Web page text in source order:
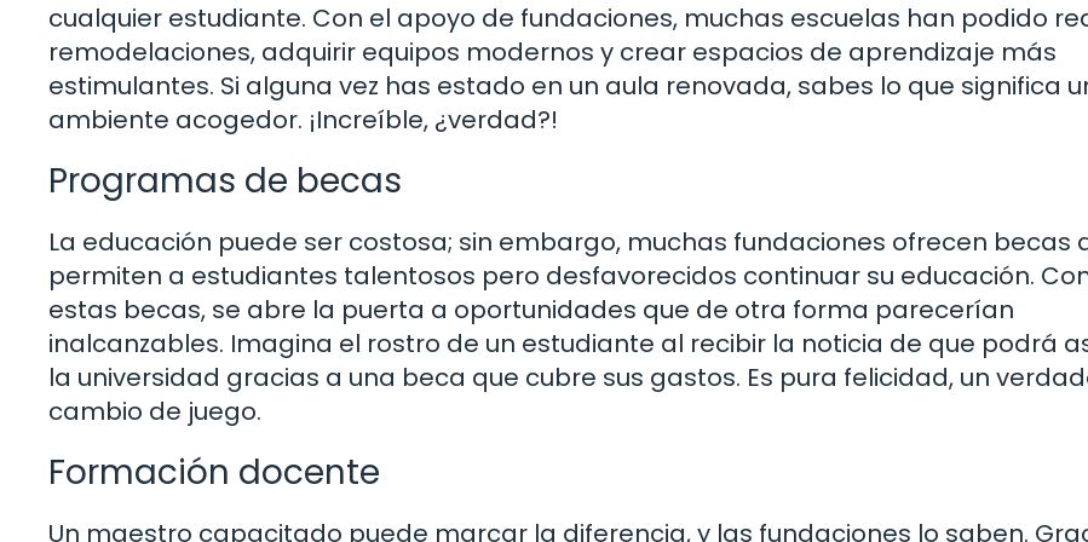
cualquier estudiante. Con el apoyo de fundaciones, muchas escuelas han podido
remodelaciones, adquirir equipos modernos y crear espacios de aprendizaje más
estimulantes. Si alguna vez has estado en un aula renovada, sabes lo que significa
ambiente acogedor. ¡Increíble, ¿verdad?!
Programas de becas
La educación puede ser costosa; sin embargo, muchas fundaciones ofrecen becas
permiten a estudiantes talentosos pero desfavorecidos continuar su educación.
estas becas, se abre la puerta a oportunidades que de otra forma parecerían
inalcanzables. Imagina el rostro de un estudiante al recibir la noticia de que podrá
la universidad gracias a una beca que cubre sus gastos. Es pura felicidad, un
cambio de juego.
Formación docente
Un maestro capacitado puede marcar la diferencia, y las fundaciones lo saben.